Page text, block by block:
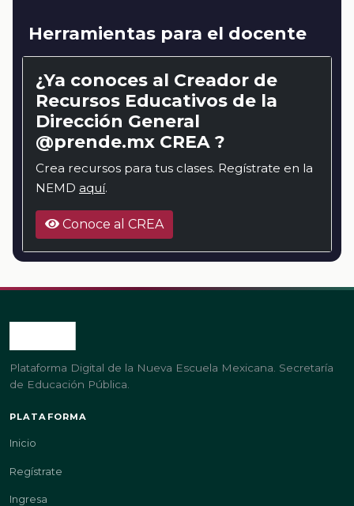
Herramientas para el docente
¿Ya conoces al Creador de
Recursos Educativos de la
Dirección General
@prende.mx CREA ?
Crea recursos para tus clases. Regístrate en la
NEMD aquí.
Conoce al CREA
Plataforma Digital de la Nueva Escuela Mexicana. Secretaría
de Educación Pública.
PLATAFORMA
Inicio
Regístrate
Ingresa